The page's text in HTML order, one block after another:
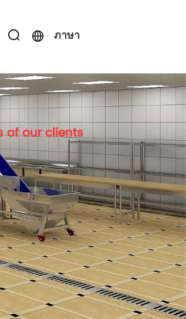
ภาษา
of our clients